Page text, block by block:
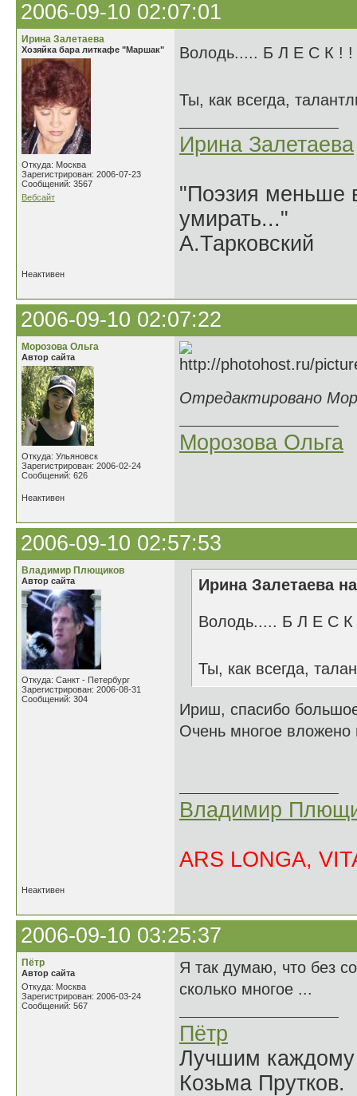
2006-09-10 02:07:01
Ирина Залетаева
Хозяйка бара литкафе "Маршак"
Откуда: Москва
Зарегистрирован: 2006-07-23
Сообщений: 3567
Вебсайт
Володь..... Б Л Е С К !
Ты, как всегда,
Ирина Залетаева
"Поэзия меньше
умирать..."
А.Тарковский
Неактивен
2006-09-10 02:07:22
Морозова Ольга
Автор сайта
Откуда: Ульяновск
Зарегистрирован: 2006-02-24
Сообщений: 626
Отредактировано
Морозова Ольга
Неактивен
2006-09-10 02:57:53
Владимир Плющиков
Автор сайта
Откуда: Санкт - Петербург
Зарегистрирован: 2006-08-31
Сообщений: 304
Ирина Залетаева
Володь..... Б Л Е С
Ты, как всегда,
Ириш, спасибо
Очень многое вложено
Владимир
ARS LONGA,
Неактивен
2006-09-10 03:25:37
Пётр
Автор сайта
Откуда: Москва
Зарегистрирован: 2006-03-24
Сообщений: 567
Я так думаю, что без
сколько многое ...
Пётр
Лучшим каждому
Козьма Прутков.